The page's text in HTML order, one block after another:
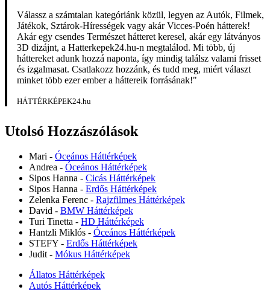
Válassz a számtalan kategóriánk közül, legyen az Autók, Filmek,
Játékok, Sztárok-Hírességek vagy akár Vicces-Poén hátterek!
Akár egy csendes Természet hátteret keresel, akár egy látványos
3D dizájnt, a Hatterkepek24.hu-n megtalálod. Mi több, új
háttereket adunk hozzá naponta, így mindig találsz valami frisset
és izgalmasat. Csatlakozz hozzánk, és tudd meg, miért választ
minket több ezer ember a háttereik forrásának!"
HÁTTÉRKÉPEK24.hu
Utolsó Hozzászólások
Mari - Óceános Háttérképek
Andrea - Óceános Háttérképek
Sipos Hanna - Cicás Háttérképek
Sipos Hanna - Erdős Háttérképek
Zelenka Ferenc - Rajzfilmes Háttérképek
David - BMW Háttérképek
Turi Tinetta - HD Háttérképek
Hantzli Miklós - Óceános Háttérképek
STEFY - Erdős Háttérképek
Judit- Mókus Háttérképek
Állatos Háttérképek
Autós Háttérképek